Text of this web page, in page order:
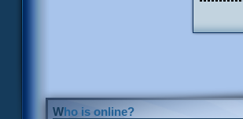
Who is online?